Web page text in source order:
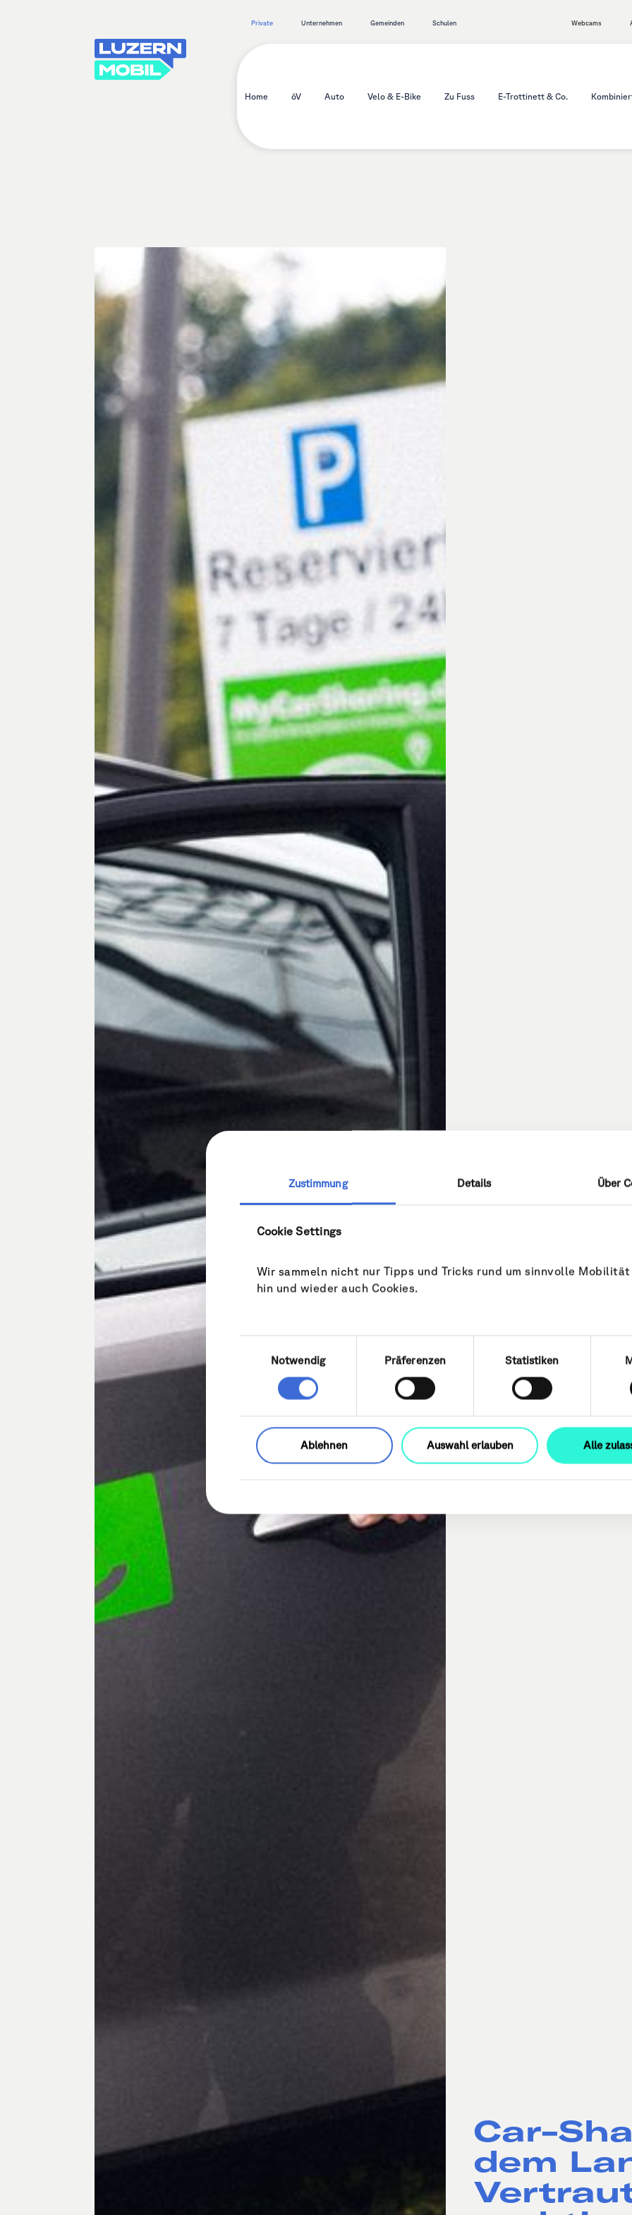
Zustimmung Details Über
Cookie Settings
Wir sammeln nicht nur Tipps und Tricks rund um sinnvolle Mobilität
hin und wieder auch Cookies.
Notwendig
Präferenzen Statistiken
Ablehnen Auswahl erlauben Alle
Private Unternehmen Gemeinden Schulen
Home öV Auto Velo & E-Bike Zu Fuss E-Trottinett & Co.
Webcams
Car-
dem